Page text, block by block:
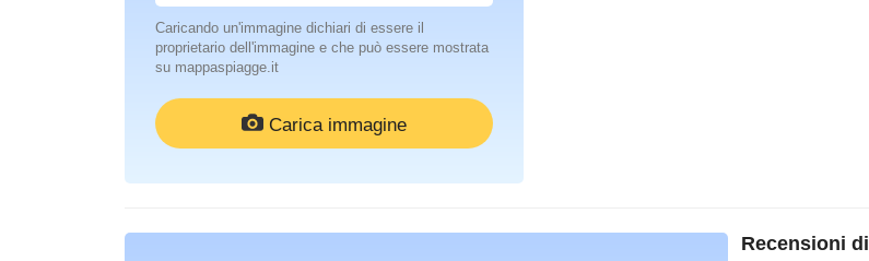
Caricando un'immagine dichiari di essere il
proprietario dell'immagine e che può essere mostrata
su mappaspiagge.it
Carica immagine
Recensioni di